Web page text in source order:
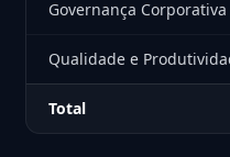
Governança Corporativa
Qualidade e
Total